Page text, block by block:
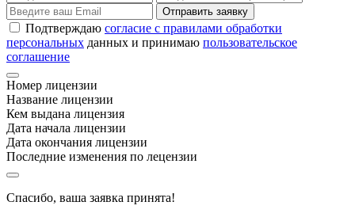
Отправить заявку
Подтверждаю согласие с правилами обработки
персональных данных и принимаю пользовательское
соглашение
Номер лицензии
Название лицензии
Кем выдана лицензия
Дата начала лицензии
Дата окончания лицензии
Последние изменения по лецензии
Спасибо, ваша заявка принята!